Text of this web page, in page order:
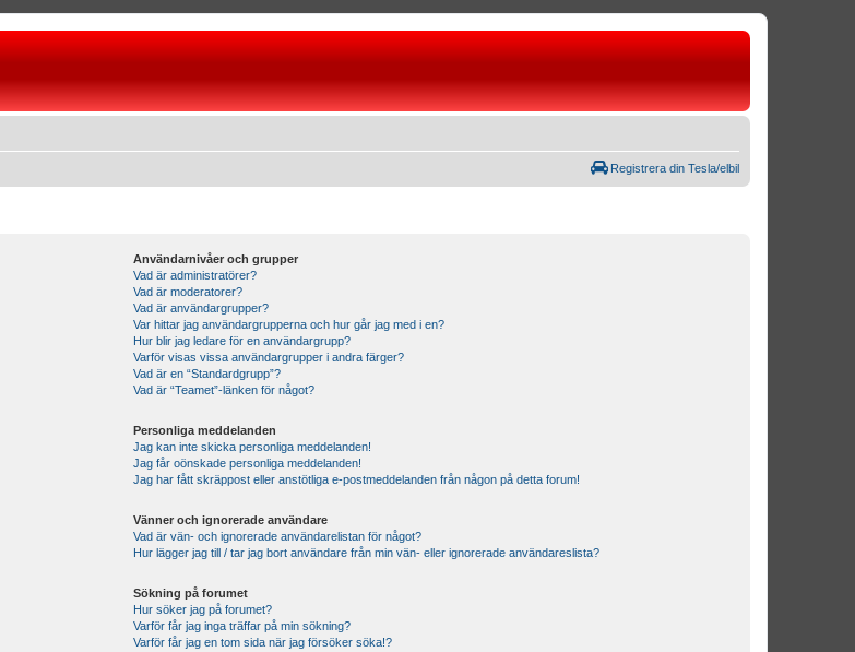
Registrera din Tesla/elbil
Användarnivåer och grupper
Vad är administratörer?
Vad är moderatorer?
Vad är användargrupper?
Var hittar jag användargrupperna och hur går jag med i en?
Hur blir jag ledare för en användargrupp?
Varför visas vissa användargrupper i andra färger?
Vad är en “Standardgrupp”?
Vad är “Teamet”-länken för något?
Personliga meddelanden
Jag kan inte skicka personliga meddelanden!
Jag får oönskade personliga meddelanden!
Jag har fått skräppost eller anstötliga e-postmeddelanden från någon på detta forum!
Vänner och ignorerade användare
Vad är vän- och ignorerade användarelistan för något?
Hur lägger jag till / tar jag bort användare från min vän- eller ignorerade användareslista?
Sökning på forumet
Hur söker jag på forumet?
Varför får jag inga träffar på min sökning?
Varför får jag en tom sida när jag försöker söka!?